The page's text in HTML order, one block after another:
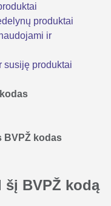
produktai
ir
susiję produktai
BVPŽ kodas
BVPŽ kodą